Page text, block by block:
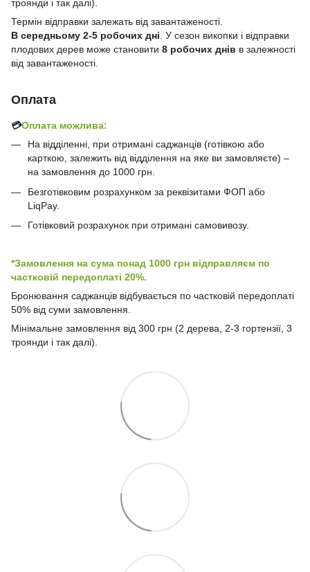
троянди і так далі).
Термін відправки залежать від завантаженості.
В середньому 2-5 робочих дні . У сезон викопки і відправки
плодових дерев може становити 8 робочих днів в залежності
від завантаженості.
Оплата
💳Оплата можлива:
На відділенні, при отримані саджанців (готівкою або
карткою, залежить від відділення на яке ви замовляєте) –
на замовлення до 1000 грн.
Безготівковим розрахунком за реквізитами ФОП або
LiqPay.
Готівковий розрахунок при отримані самовивозу.
*Замовлення на сума понад 1000 грн відправляєм по
частковій передоплаті 20%.
Бронювання саджанців відбувається по частковій передоплаті
50% від суми замовлення.
Мінімальне замовлення від 300 грн (2 дерева, 2-3 гортензії, 3
троянди і так далі).